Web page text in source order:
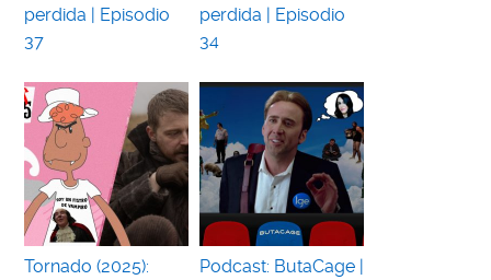
perdida | Episodio
37
perdida | Episodio
34
Tornado (2025):
Podcast: ButaCage |